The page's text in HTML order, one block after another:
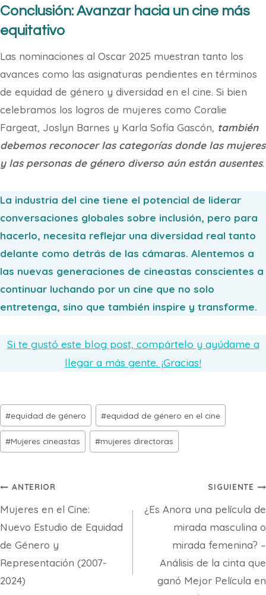
Conclusión: Avanzar hacia un cine más
equitativo
Las nominaciones al Oscar 2025 muestran tanto los
avances como las asignaturas pendientes en términos
de equidad de género y diversidad en el cine. Si bien
celebramos los logros de mujeres como Coralie
Fargeat, Joslyn Barnes y Karla Sofía Gascón, también
debemos reconocer las categorías donde las mujeres
y las personas de género diverso aún están ausentes.
La industria del cine tiene el potencial de liderar
conversaciones globales sobre inclusión, pero para
hacerlo, necesita reflejar una diversidad real tanto
delante como detrás de las cámaras. Alentemos a
las nuevas generaciones de cineastas conscientes a
continuar luchando por un cine que no solo
entretenga, sino que también inspire y transforme.
Si te gustó este blog post, compártelo y ayúdame a
llegar a más gente. ¡Gracias!
Etiquetas
de
la
#equidad de género #equidad de género en el cine
#Mujeres cineastas #mujeres directoras
Navegación
de
entradas
ANTERIOR
Mujeres en el Cine:
Nuevo Estudio de Equidad
de Género y
Representación (2007-
2024)
SIGUIENTE
¿Es Anora una película de
mirada masculina o
mirada femenina? –
Análisis de la cinta que
ganó Mejor Película en